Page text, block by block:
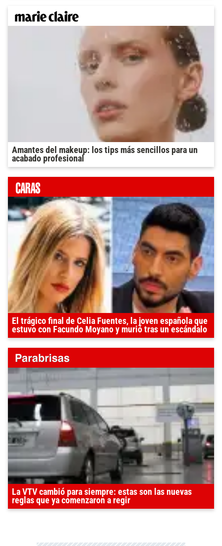
Amantes del makeup: los tips más sencillos para un
acabado profesional
El trágico final de Celia Fuentes, la joven española que
estuvo con Facundo Moyano y murió tras un escándalo
La VTV cambió para siempre: estas son las nuevas
reglas que ya comenzaron a regir